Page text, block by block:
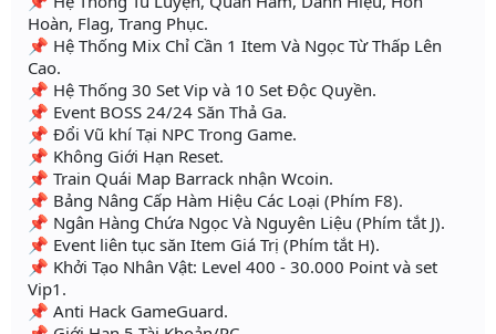
Hoàn, Flag, Trang Phục.
📌 Hệ Thống Mix Chỉ Cần 1 Item Và Ngọc Từ Thấp Lên
Cao.
📌 Hệ Thống 30 Set Vip và 10 Set Độc Quyền.
📌 Event BOSS 24/24 Săn Thả Ga.
📌 Đổi Vũ khí Tại NPC Trong Game.
📌 Không Giới Hạn Reset.
📌 Train Quái Map Barrack nhận Wcoin.
📌 Bảng Nâng Cấp Hàm Hiệu Các Loại (Phím F8).
📌 Ngân Hàng Chứa Ngọc Và Nguyên Liệu (Phím tắt J).
📌 Event liên tục săn Item Giá Trị (Phím tắt H).
📌 Khởi Tạo Nhân Vật: Level 400 - 30.000 Point và set
Vip1.
📌 Anti Hack GameGuard.